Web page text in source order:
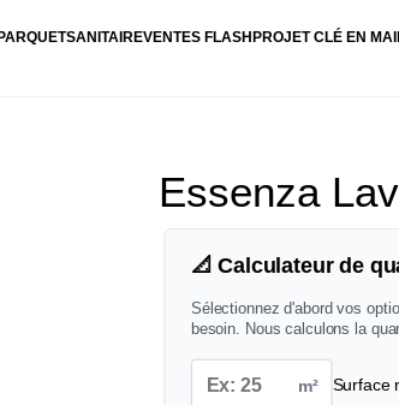
SANITAIREVENTES FLASH PROJET CLÉ EN
Essenza
📐 Calculateur de
Sélectionnez d'abord vos
besoin. Nous calculons la
m² Surface